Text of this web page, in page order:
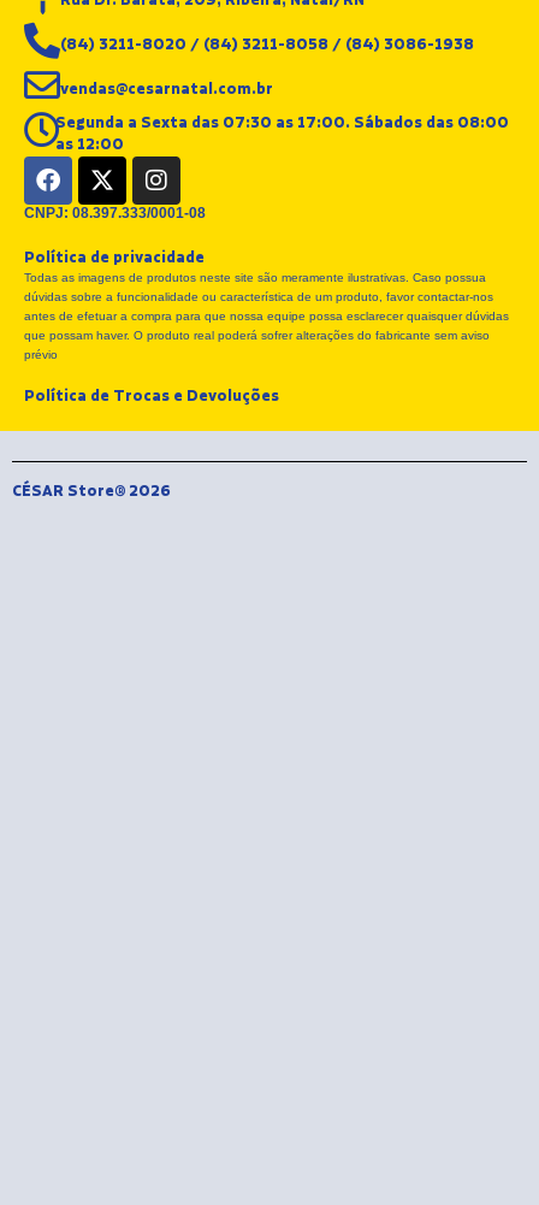
(84) 3211-8020 / (84) 3211-8058 / (84) 3086-1938
vendas@cesarnatal.com.br
Segunda a Sexta das 07:30 as 17:00. Sábados das 08:00
as 12:00
F
a
c
b
o
o
k
X
-
t
i
t
t
e
I
n
s
a
g
r
a
CNPJ: 08.397.333/0001-08
Política de privacidade
Todas as imagens de produtos neste site são meramente ilustrativas. Caso possua
dúvidas sobre a funcionalidade ou característica de um produto, favor contactar-nos
antes de efetuar a compra para que nossa equipe possa esclarecer quaisquer dúvidas
que possam haver. O produto real poderá sofrer alterações do fabricante sem aviso
prévio
Política de Trocas e Devoluções
CÉSAR Store® 2026